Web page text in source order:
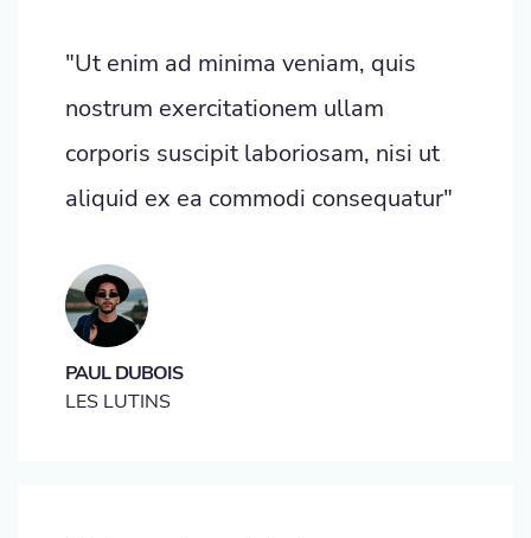
"Ut enim ad minima veniam, quis
nostrum exercitationem ullam
corporis suscipit laboriosam, nisi ut
aliquid ex ea commodi consequatur"
PAUL DUBOIS
LES LUTINS